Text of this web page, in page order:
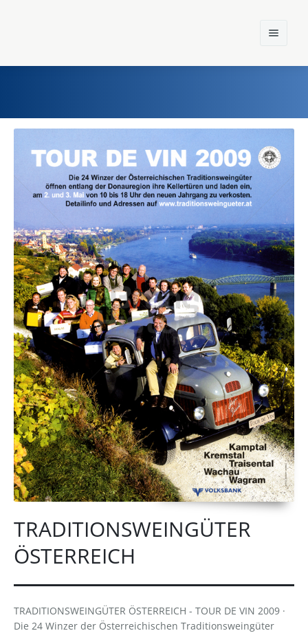
Home
Einst und Heute
Marken
Konzerne
Epoche
TRADITIONSWEINGÜTER
ÖSTERREICH
TRADITIONSWEINGÜTER ÖSTERREICH - TOUR DE VIN 2009 ·
Die 24 Winzer der Österreichischen Traditionsweingüter